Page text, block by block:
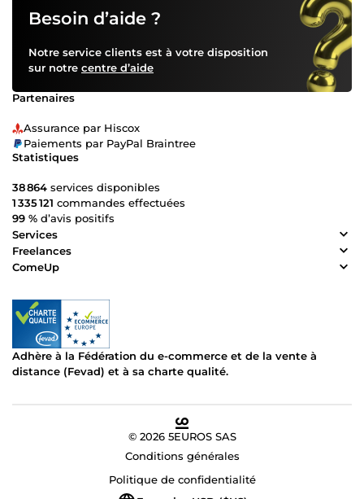
Besoin d’aide ?
Notre service clients est à votre disposition
sur notre centre d’aide
Partenaires
Assurance par Hiscox
Paiements par PayPal Braintree
Statistiques
38 864 services disponibles
1 335 121 commandes effectuées
99 % d’avis positifs
Services
Freelances
ComeUp
Adhère à la Fédération du e-commerce et de la vente à
distance (Fevad) et à sa charte qualité.
© 2026 5EUROS SAS
Conditions générales
Politique de confidentialité